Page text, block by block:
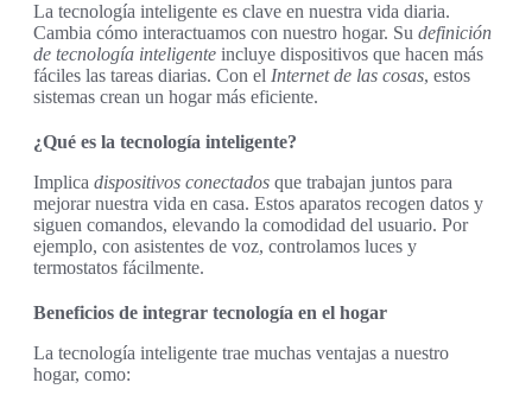
La tecnología inteligente es clave en nuestra vida diaria.
Cambia cómo interactuamos con nuestro hogar. Su definición
de tecnología inteligente incluye dispositivos que hacen más
fáciles las tareas diarias. Con el Internet de las cosas, estos
sistemas crean un hogar más eficiente.
¿Qué es la tecnología inteligente?
Implica dispositivos conectados que trabajan juntos para
mejorar nuestra vida en casa. Estos aparatos recogen datos y
siguen comandos, elevando la comodidad del usuario. Por
ejemplo, con asistentes de voz, controlamos luces y
termostatos fácilmente.
Beneficios de integrar tecnología en el hogar
La tecnología inteligente trae muchas ventajas a nuestro
hogar, como: